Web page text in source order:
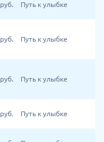
руб. Путь к улыбке
руб. Путь к улыбке
руб. Путь к улыбке
руб. Путь к улыбке